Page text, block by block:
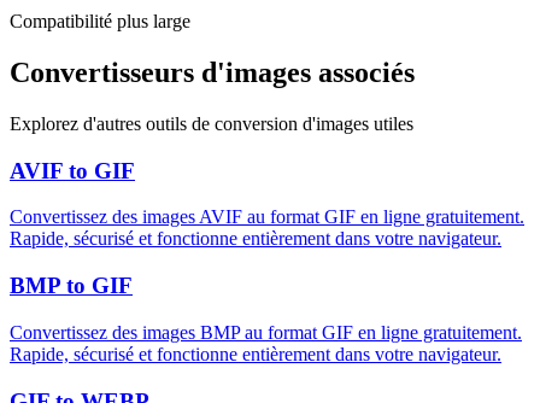
Compatibilité plus large
Convertisseurs d'images associés
Explorez d'autres outils de conversion d'images utiles
AVIF to GIF
Convertissez des images AVIF au format GIF en ligne gratuitement.
Rapide, sécurisé et fonctionne entièrement dans votre navigateur.
BMP to GIF
Convertissez des images BMP au format GIF en ligne gratuitement.
Rapide, sécurisé et fonctionne entièrement dans votre navigateur.